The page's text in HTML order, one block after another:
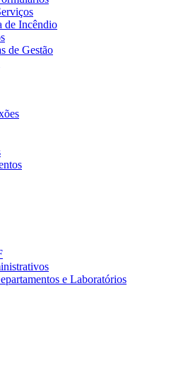
de Incêndio
de Gestão
e Laboratórios